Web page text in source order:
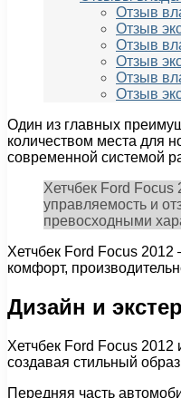
Отзыв
Отзыв
Отзыв
Отзыв
Отзыв
Отзыв
Один из главных
количеством места для
современной системой
Хетчбек Ford
управляемость и
превосходными
Хетчбек Ford Focus
комфорт,
Дизайн и
Хетчбек Ford Focus
создавая стильный
Передняя часть